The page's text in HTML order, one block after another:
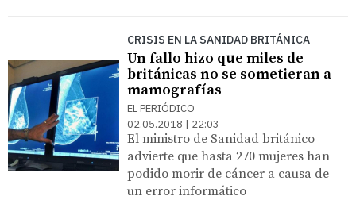
CRISIS EN LA SANIDAD BRITÁNICA
Un fallo hizo que miles de
británicas no se sometieran a
mamografías
EL PERIÓDICO
02.05.2018 | 22:03
El ministro de Sanidad británico
advierte que hasta 270 mujeres han
podido morir de cáncer a causa de
un error informático